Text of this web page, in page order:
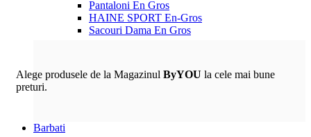
Pantaloni En Gros
HAINE SPORT En-Gros
Sacouri Dama En Gros
Alege produsele de la Magazinul ByYOU la cele mai bune
preturi.
Barbati